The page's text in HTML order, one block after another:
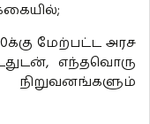
மேற்பட்ட அரச
எந்தவொரு